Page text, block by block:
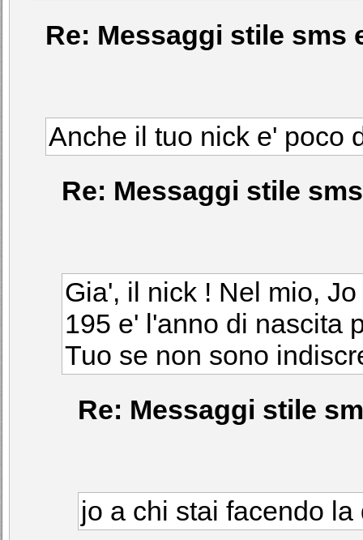
Re: Messaggi stile sms
Anche il tuo nick e' poco
Re: Messaggi stile
Gia', il nick ! Nel mio,
195 e' l'anno di nascita
Tuo se non sono
Re: Messaggi stile
jo a chi stai facendo la